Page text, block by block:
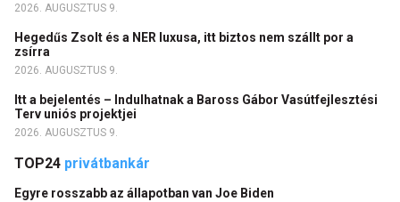
2026. AUGUSZTUS 9.
Hegedűs Zsolt és a NER luxusa, itt biztos nem szállt por a
zsírra
2026. AUGUSZTUS 9.
Itt a bejelentés – Indulhatnak a Baross Gábor Vasútfejlesztési
Terv uniós projektjei
2026. AUGUSZTUS 9.
TOP24 privátbankár
Egyre rosszabb az állapotban van Joe Biden